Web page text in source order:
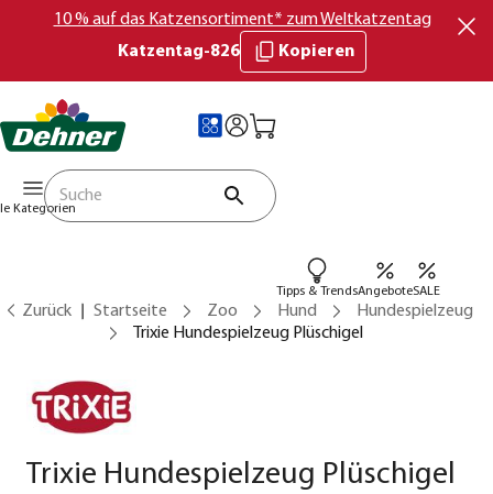
10 % auf das Katzensortiment* zum Weltkatzentag
Katzentag-826
Kopieren
Kategorien
Tipps & TrendsAngeboteSALE
Zurück Startseite Zoo Hund
Hundespielzeug
Trixie Hundespielzeug Plüschigel
Trixie Hundespielzeug Plüschigel